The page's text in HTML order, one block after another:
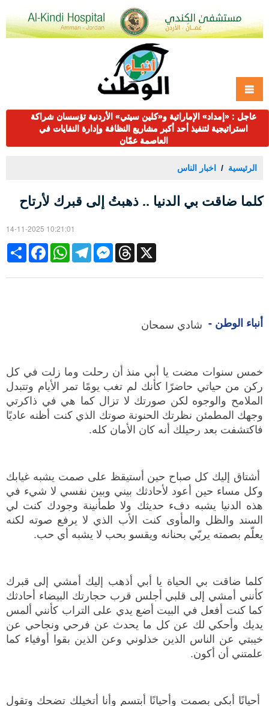
عاجل : «إمداد» الإماراتية و«كلين سيتي» الأردنية تؤسسان شراكة
استراتيجية لتنفيذ أحد أكبر مشاريع النظافة وإدارة النفايات في
العاصمة عمّان
الرئيسية اخبار الناس
كلما ضاقت بي الدنيا .. ذهبتُ إلى قبرك لأرتاح
14-11-2025 10:21:01
Share
FacebookWhatsAppTelegramMessengerThreads X
أنباء الوطن - شادي سمحان
خمس سنوات مضت يا أبي منذ أن رحلت وما زلت في كل
ركن من حياتي حاضرًا كأنك لم تغب يومًا تمر الأيام وتتبدل
الملامح والوجوه لكن صورتك لا تزال كما هي في ذاكرتي
وجهك المطمئن نظرتك الحنونة صوتك الذي كنت أظنه عاديًا
فاكتشفت بعد رحيلك أنه كان الأمان كله.
أشتاق إليك كل صباح حين أستيقظ على صمت يشبه غيابك
وكل مساء حين أعود لأحادثك بيني وبين نفسي لا شيء في
هذه الدنيا يشبه دفء حديثك ولا طمأنينة وجودك كنت لي
السند والظل والمأوى كنت الأب الذي لا يرفع صوته لكنه
يعلّم بصمته يربّي بحنانه ويقسو بحب لا يشبه أي حب.
كلما ضاقت بي الحياة يا أبي أذهب إليك أمشي إلى قبرك
كأنني أمشي إلى قلبي أجلس قرب حجارتك البيضاء أحادثك
كما كنت أفعل في البيت أضع يدي على التراب كأنني ألمس
يديك وأحكي لك عن كل ما يحدث عن فرحي ونجاحي عن
خيبتي عن الناس الذين خذلوني وعن الذين بقوا أوفياء كما
علمتني أن أكون.
أحيانًا أبكي بصمت وأحيانًا أبتسم وأنا أتخيلك تضحك وتقول